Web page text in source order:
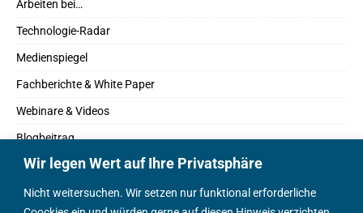
Wir legen Wert auf Ihre Privatsphäre
Nicht weitersuchen. Wir setzen nur funktional erforderliche
Arbeiten bei…
Technologie-Radar
Medienspiegel
Fachberichte & White Paper
Webinare & Videos
Blogbeitrag
Fachbücher
Marktreport